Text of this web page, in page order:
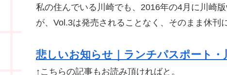
私の住んでいる川崎でも、2016年の4月に川崎
が、Vol.3は発売されることなく、そのまま休刊
悲しいお知らせ｜ランチパスポート・
↑こちらの記事もお読み頂ければと。